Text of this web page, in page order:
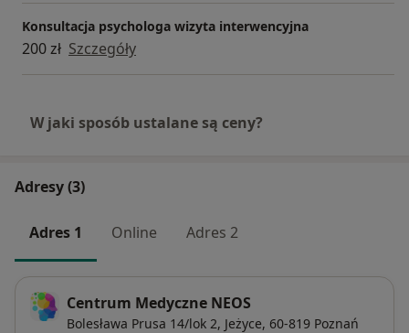
Konsultacja psychologa wizyta interwencyjna
200 zł Szczegóły
W jaki sposób ustalane są ceny?
Adresy (3)
Adres 1 Online Adres 2
Centrum Medyczne NEOS
Bolesława Prusa 14/lok 2, Jeżyce, 60-819 Poznań